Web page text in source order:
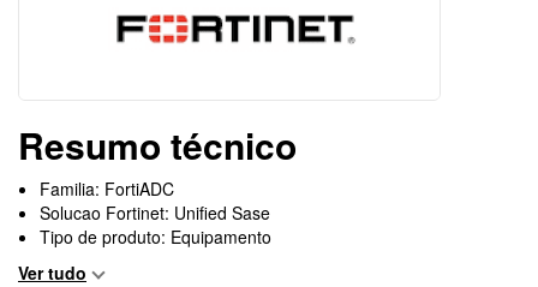
Resumo técnico
Familia: FortiADC
Solucao Fortinet: Unified Sase
Tipo de produto: Equipamento
Ver tudo